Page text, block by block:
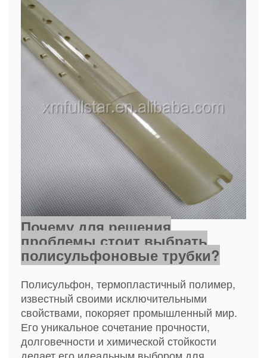
Почему для решения
проблемы стоит выбрать
полисульфоновые трубки?
Полисульфон, термопластичный полимер,
известный своими исключительными
свойствами, покоряет промышленный мир.
Его уникальное сочетание прочности,
долговечности и химической стойкости
делает его идеальным выбором для